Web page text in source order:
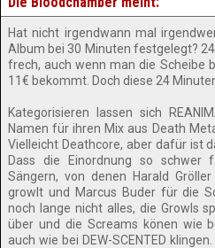
Hat nicht irgendwann mal
Album bei 30 Minuten festgelegt?
frech, auch wenn man die Scheibe
11€ bekommt. Doch diese 24
Kategorisieren lassen sich
Namen für ihren Mix aus Death
Vielleicht Deathcore, aber dafür ist
Dass die Einordnung so schwer
Sängern, von denen Harald
growlt und Marcus Buder für die
noch lange nicht alles, die Growls
über und die Screams könen wie
auch wie bei DEW-SCENTED